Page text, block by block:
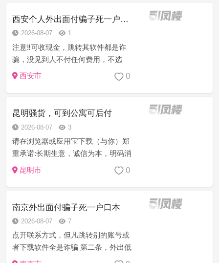
钱。 第四条，平台杀鱼太多了，所
西安个人外出面付骗子死一户口本
2026-08-07 1
注意‼️可收现金，跳转其软件都是诈
骗，没见到人不付任何费用，不选
人，没有客服，都是妹妹自己聊，没
第三方联系方式也是诈骗，由于骗子
西安市 0
昆明骚货，可到公寓可后付
2026-08-07 3
请在浏览器或应用宝下载（与你）郑
重承诺:长期生意，诚信为本，明码消
费 无套路 信誉第一 服务至上 妹子热
意可免费包换退。 安全 可...
昆明市 0
南京外出面付骗子死一户口本
2026-08-07 7
点开联系方式，但凡跳转别的账号或
者下载软件全是诈骗 第二条，外出低
于800一次以下，全是骗子。 第三条，